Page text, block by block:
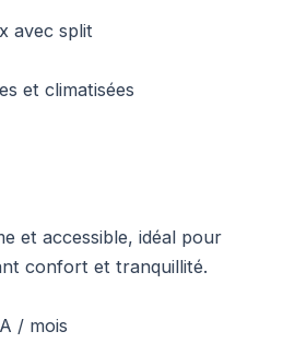
avec split
et climatisées
et accessible, idéal pour
confort et tranquillité.
/ mois